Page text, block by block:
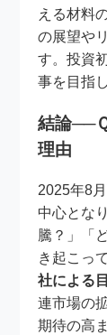
える材料
の展望や
す。投資
事を目指
結論──
理由
2025年8月
中心とな
騰？」「
き起こっ
社による
連市場の
期待の高